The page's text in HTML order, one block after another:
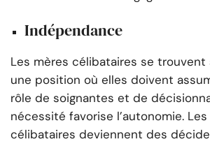
Indépendance
Les mères célibataires se trouvent
une position où elles doivent
rôle de soignantes et de
nécessité favorise l’autonomie.
célibataires deviennent des